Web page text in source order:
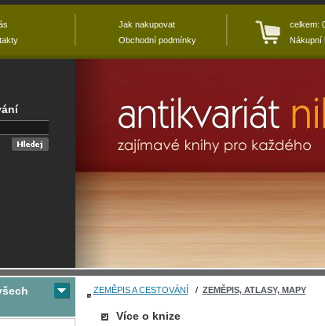
ZEMĚPIS A CESTOVÁNÍ / ZEMĚPIS, ATLASY, MAPY
Více o knize
Jak nakupovat
Obchodní podmínky
celkem:
Nákupní